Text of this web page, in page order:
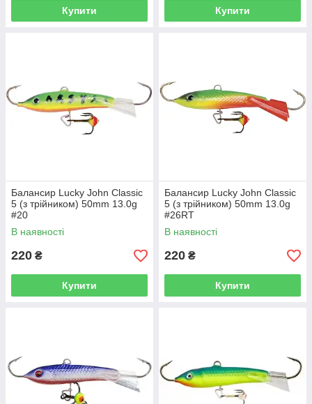
Купити Купити
Балансир Lucky John Classic
5 (з трійником) 50mm 13.0g
#20
В наявності
220 ₴
Купити
Балансир Lucky John Classic
5 (з трійником) 50mm 13.0g
#26RT
В наявності
220 ₴
Купити